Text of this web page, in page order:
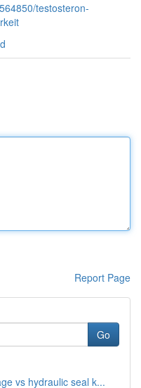
testosteron-
Report Page
Go
vs hydraulic seal k...